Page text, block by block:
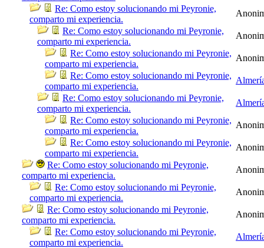
Re: Como estoy solucionando mi Peyronie,
comparto mi experiencia.
Re: Como estoy solucionando mi Peyronie,
comparto mi experiencia.
Re: Como estoy solucionando mi Peyronie,
comparto mi experiencia.
Re: Como estoy solucionando mi Peyronie,
comparto mi experiencia.
Re: Como estoy solucionando mi Peyronie,
comparto mi experiencia.
Re: Como estoy solucionando mi Peyronie,
comparto mi experiencia.
Re: Como estoy solucionando mi Peyronie,
comparto mi experiencia.
Re: Como estoy solucionando mi Peyronie,
comparto mi experiencia.
Re: Como estoy solucionando mi Peyronie,
comparto mi experiencia.
Re: Como estoy solucionando mi Peyronie,
comparto mi experiencia.
Re: Como estoy solucionando mi Peyronie,
comparto mi experiencia.